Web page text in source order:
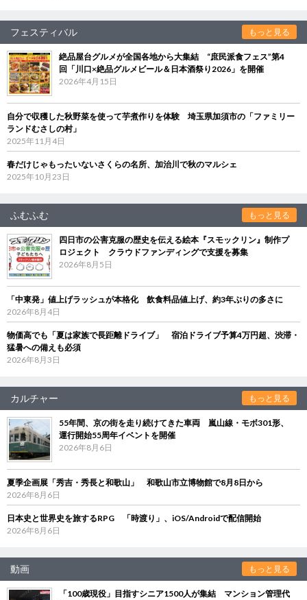
フェスティバル もっと見る
絶品屋台グルメが全国各地から大集結 “庶民派食フェス”第4
回「川口×絶品グルメビール＆日本酒祭り2026」を開催
2026年4月15日
自分で収穫した秋野菜を使って芋煮作りを体験 埼玉県加須市の「ファミリー
ランドむさしの村」
2025年11月4日
春だけじゃもったいないさくらの名所、加治川で秋のマルシェ
2025年10月23日
ふむふむ もっと見る
四日市の公害克服の歴史を伝える絵本『スモックリン』制作プ
ロジェクト クラウドファンディングで支援を募集
2026年8月5日
「中東発」値上げラッシュが本格化 飲食料品値上げ、約3年ぶりの多さに
2026年8月4日
物価高でも「夏は家族で長距離ドライブ」 宿泊ドライブ予算4万円超、渋滞・
猛暑への備えも必須
2026年8月3日
カルチャー もっと見る
55年間、京の街を走り続けてきた車両 嵐山線・モボ301形、
運行開始55周年イベントを開催
2026年8月6日
夏季企画展「秀吉・秀長と和歌山」 和歌山市立博物館で8月8日から
2026年8月6日
日本史と世界史を旅するRPG 「時渡り」、iOS/Androidで配信開始
2026年8月6日
動画 もっと見る
「100歳現役」目指すシニア1500人が集結 マンション管理代